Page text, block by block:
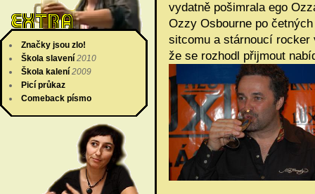
Značky jsou zlo!
Škola slavení 2010
Škola kalení 2009
Picí průkaz
Comeback písmo
vydatně pošimrala ego
Ozzy Osbourne po
sitcomu a stárnoucí rocker
že se rozhodl přijmout